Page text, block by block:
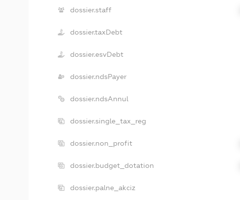
dossier.staff
dossier.taxDebt
dossier.esvDebt
dossier.ndsPayer
dossier.ndsAnnul
dossier.single_tax_reg
dossier.non_profit
dossier.budget_dotation
dossier.palne_akciz